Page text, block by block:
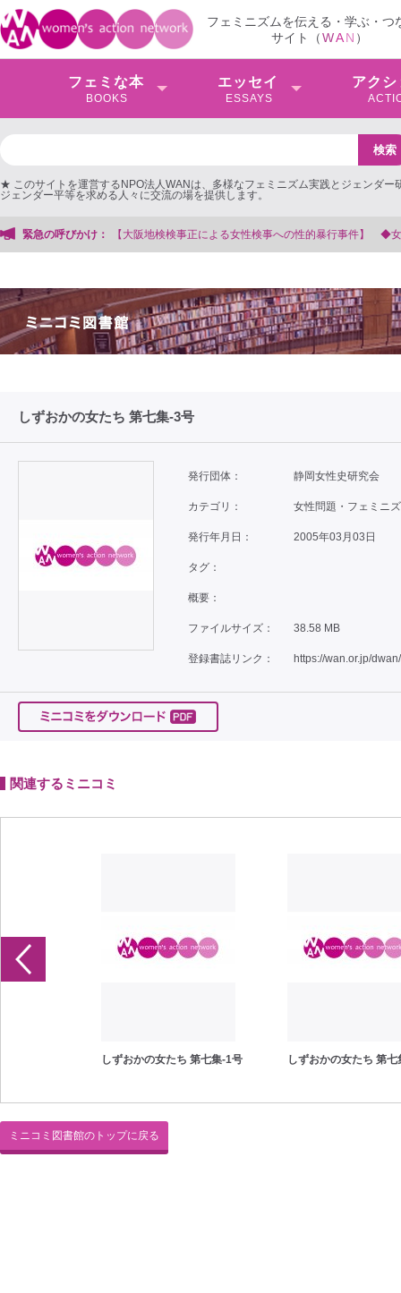
フェミニズムを伝える・学ぶ・つ
サイト（WAN ）
フェミな本
BOOKS
エッセイ
ESSAYS
アクシ
★ このサイトを運営するNPO法人WANは、多様なフェミニズム実践とジェンダー
ジェンダー平等を求める人々に交流の場を提供します。
緊急の呼びかけ：
事正による女性検事への性的暴行事件】 ◆女性検事を支援する会事務局
しずおかの女たち 第七集-3号
発行団体： 静岡女性史研究会
カテゴリ： 女性問題・フェミニ
発行年月日： 2005年03月03日
タグ：
概要：
ファイルサイズ： 38.58 MB
登録書誌リンク： https://wan.or.jp/
関連するミニコミ
しずおかの女たち 第七集-1号 しずおかの女たち 第七
ミニコミ図書館のトップに戻る